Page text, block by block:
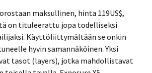
maksullinen, hinta 119US$,
on tituleerattu jopa todelliseksi
Käyttöliittymältään se onkin
hyvin samannäköinen. Yksi
tasot (layers), jotka mahdollistavat